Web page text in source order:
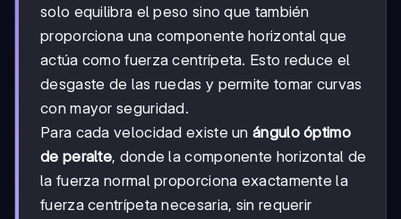
solo equilibra el peso sino que también
proporciona una componente horizontal que
actúa como fuerza centrípeta. Esto reduce el
desgaste de las ruedas y permite tomar curvas
con mayor seguridad.
Para cada velocidad existe un ángulo óptimo
de peralte, donde la componente horizontal de
la fuerza normal proporciona exactamente la
fuerza centrípeta necesaria, sin requerir